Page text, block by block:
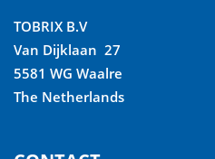
TOBRIX B.V
Van Dijklaan 27
5581 WG Waalre
The Netherlands